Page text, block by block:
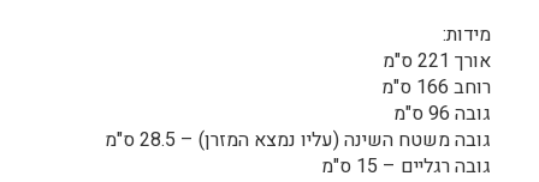
מידות:
אורך 221 ס"מ
רוחב 166 ס"מ
גובה 96 ס"מ
גובה משטח השינה (עליו נמצא המזרן) – 28.5 ס"מ
גובה רגליים – 15 ס"מ